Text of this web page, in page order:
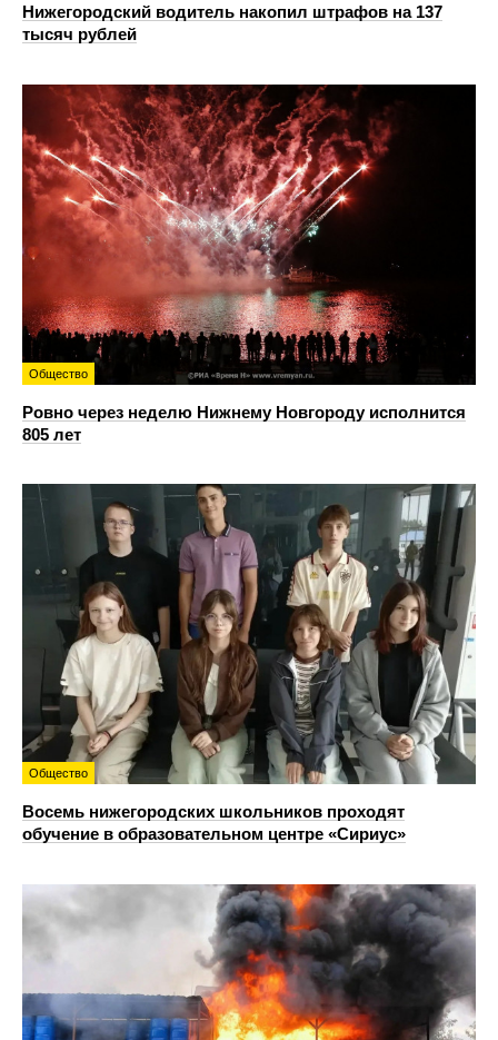
Нижегородский водитель накопил штрафов на 137
тысяч рублей
Общество
Ровно через неделю Нижнему Новгороду исполнится
805 лет
Общество
Восемь нижегородских школьников проходят
обучение в образовательном центре «Сириус»